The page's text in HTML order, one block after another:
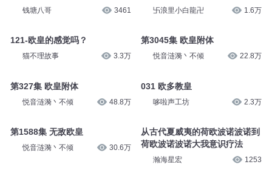
钱塘八哥 3461
121-欧皇的感觉吗？
猫不理故事 3.3万
第327集 欧皇附体
悦音涟漪丶不倾 48.8万
第1588集 无敌欧皇
悦音涟漪丶不倾 30.6万
卐浪里小白龍卍 1.6万
第3045集 欧皇附体
悦音涟漪丶不倾 22.8万
031 欧多教皇
哆啦声工坊 2.3万
从古代夏威夷的荷欧波诺波诺到
荷欧波诺波诺大我意识疗法
瀚海星宏 1253